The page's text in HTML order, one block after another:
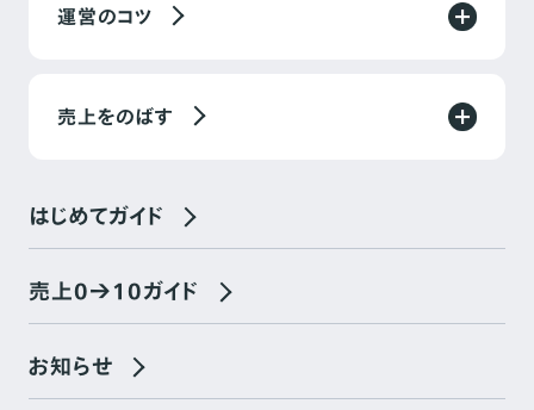
運営のコツ
売上をのばす
はじめてガイド
売上0→10ガイド
お知らせ